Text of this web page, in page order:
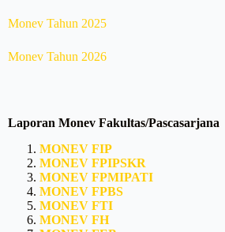
Monev Tahun 2025
Monev Tahun 2026
Laporan Monev Fakultas/Pascasarjana
MONEV FIP
MONEV FPIPSKR
MONEV FPMIPATI
MONEV FPBS
MONEV FTI
MONEV FH